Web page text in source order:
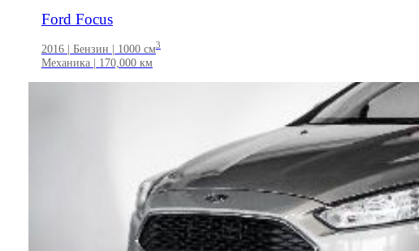
Ford Focus
2016 | Бензин | 1000 см3
Механика | 170,000 км